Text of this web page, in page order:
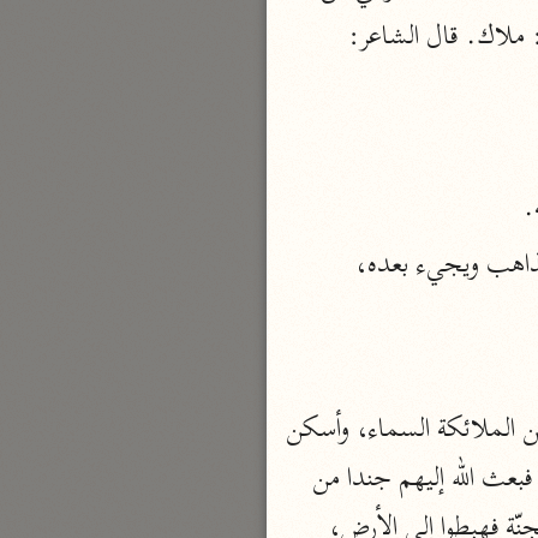
جامع البيان
الإيجي (٩٠٥ هـ)
البيضاوي (٦٨٥ هـ)
نحو ٣ مجلدات
مدارك التنزيل
ملاك. قال الشاعر: